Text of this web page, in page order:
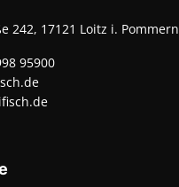
242, 17121 Loitz i. Pommern
95900